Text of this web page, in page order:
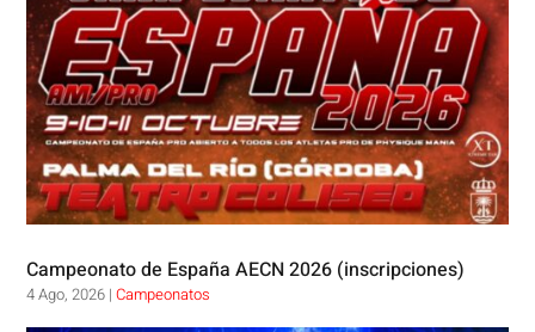
Campeonato de España AECN 2026 (inscripciones)
4 Ago, 2026 |Campeonatos